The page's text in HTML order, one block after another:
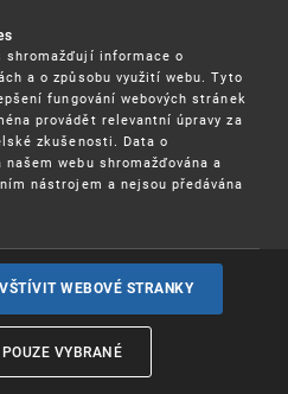
a zeměpisná
shromažďují informace o
a o způsobu využití webu. Tyto
fungování webových stránek
provádět relevantní úpravy za
zkušenosti. Data o
webu shromažďována a
nástrojem a nejsou předávána
WEBOVÉ STRANKY
VYBRANÉ